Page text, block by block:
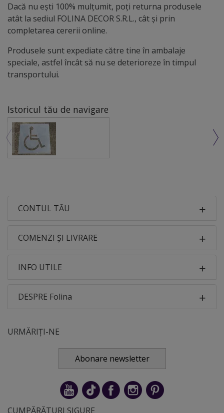
Dacă nu ești 100% mulțumit, poți returna produsele
atât la sediul FOLINA DECOR S.R.L., cât și prin
completarea cererii online.
Produsele sunt expediate către tine în ambalaje
speciale, astfel încât să nu se deterioreze în timpul
transportului.
Istoricul tău de navigare
CONTUL TĂU
COMENZI ȘI LIVRARE
INFO UTILE
DESPRE Folina
URMĂRIȚI-NE
Abonare newsletter
CUMPĂRĂTURI SIGURE